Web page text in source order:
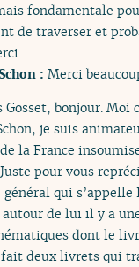
fondamentale
de traverser et
:Merci
bonjour. Moi
je suis
la France
pour vous
qui s’appelle
de lui il y a
dont le
fait deux livrets qui